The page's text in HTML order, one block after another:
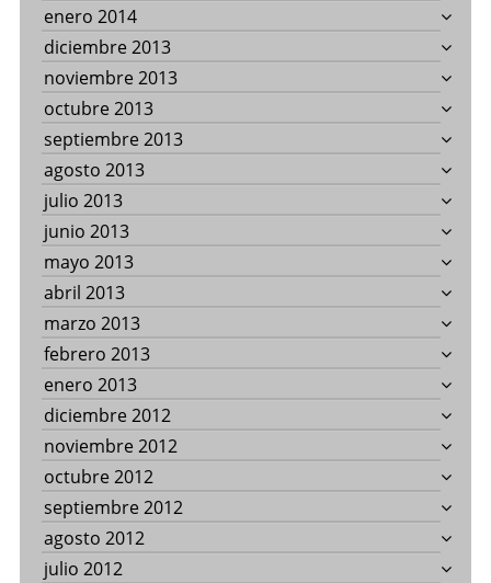
enero 2014
diciembre 2013
noviembre 2013
octubre 2013
septiembre 2013
agosto 2013
julio 2013
junio 2013
mayo 2013
abril 2013
marzo 2013
febrero 2013
enero 2013
diciembre 2012
noviembre 2012
octubre 2012
septiembre 2012
agosto 2012
julio 2012